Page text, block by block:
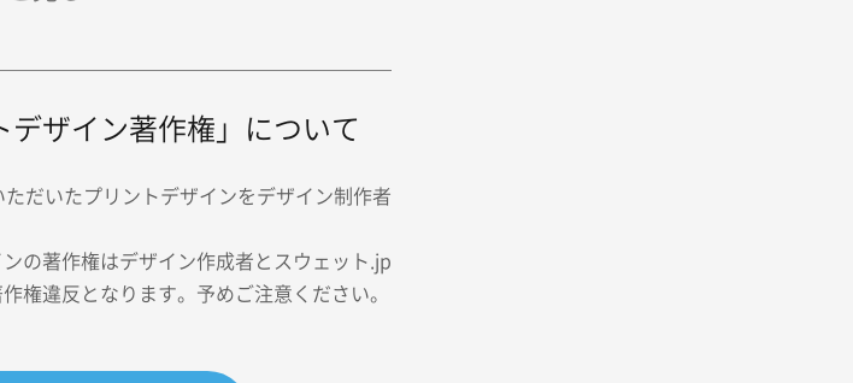
ザイン著作権」について
だいたプリントデザインをデザイン制作者
の著作権はデザイン作成者とスウェット.jp
権違反となります。予めご注意ください。